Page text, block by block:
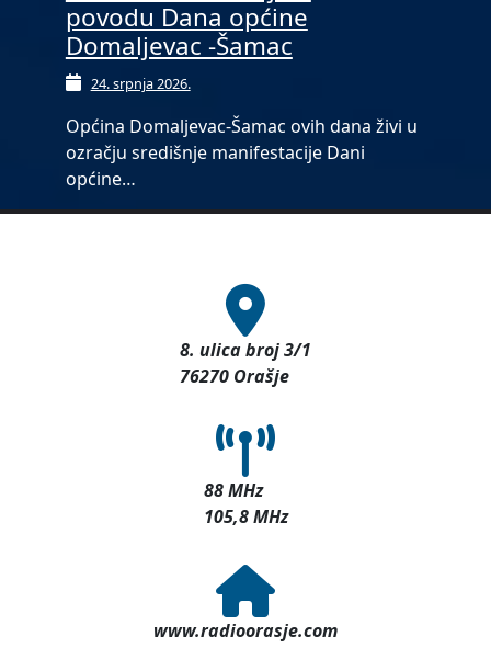
povodu Dana općine
Domaljevac -Šamac
24. srpnja 2026.
Općina Domaljevac-Šamac ovih dana živi u
ozračju središnje manifestacije Dani
općine…
8. ulica broj 3/1
76270 Orašje
88 MHz
105,8 MHz
www.radioorasje.com